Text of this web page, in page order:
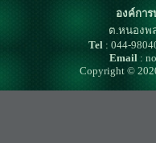
องค์กา
ต.หนองพ
Tel: 044-
Email :
Copyright ©